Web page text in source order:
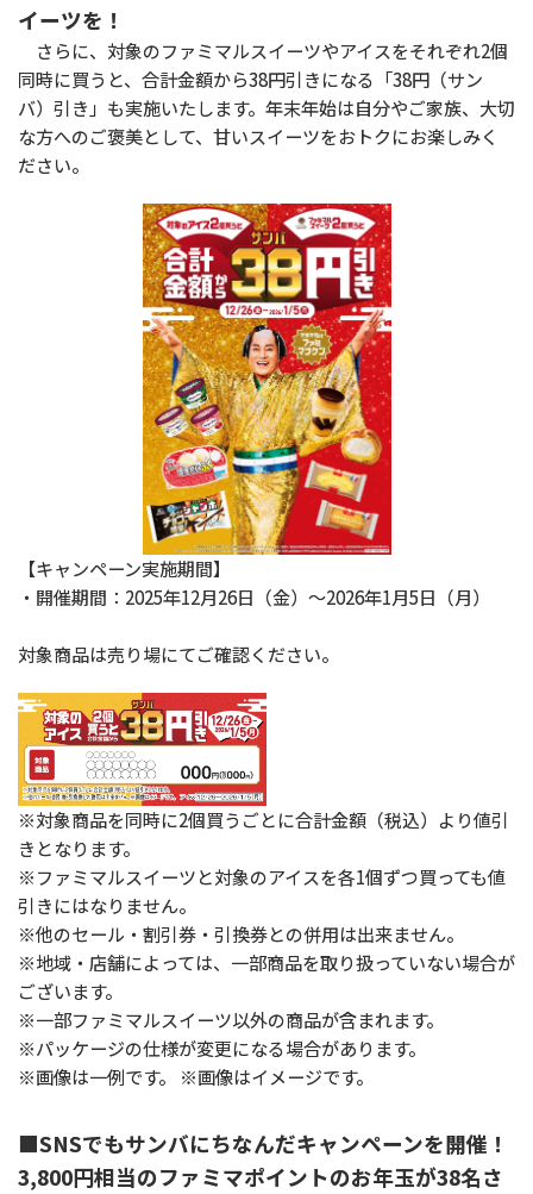
イーツを！
さらに、対象のファミマルスイーツやアイスをそれぞれ2個
同時に買うと、合計金額から38円引きになる「38円（サン
バ）引き」も実施いたします。年末年始は自分やご家族、大切
な方へのご褒美として、甘いスイーツをおトクにお楽しみく
ださい。
【キャンペーン実施期間】
・開催期間：2025年12月26日（金）～2026年1月5日（月）
対象商品は売り場にてご確認ください。
※対象商品を同時に2個買うごとに合計金額（税込）より値引
きとなります。
※ファミマルスイーツと対象のアイスを各1個ずつ買っても値
引きにはなりません。
※他のセール・割引券・引換券との併用は出来ません。
※地域・店舗によっては、一部商品を取り扱っていない場合が
ございます。
※一部ファミマルスイーツ以外の商品が含まれます。
※パッケージの仕様が変更になる場合があります。
※画像は一例です。 ※画像はイメージです。
■SNSでもサンバにちなんだキャンペーンを開催！
3,800円相当のファミマポイントのお年玉が38名さ